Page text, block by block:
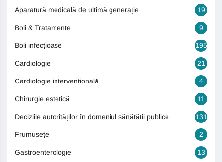
Aparatură medicală de ultimă generație 19
Boli & Tratamente 9
Boli infecțioase 195
Cardiologie 21
Cardiologie intervențională 4
Chirurgie estetică 11
Deciziile autorităților în domeniul sănătății publice 131
Frumusețe 2
Gastroenterologie 13